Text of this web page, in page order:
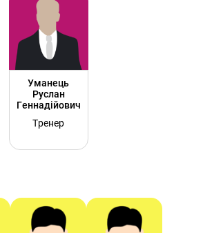
Уманець
Руслан
Геннадійович
Тренер